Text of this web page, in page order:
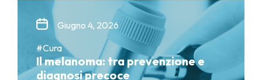
Giugno 4, 2026
#Cura
Il melanoma: tra prevenzione e
diagnosi precoce